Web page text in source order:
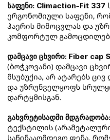
საფენი: Climaction-Fit 337
ერგონომიული საფენი,
ჰაერის მიმოცვლას და
კომფორტულ
დამცავი ცხვირი: Fiber cap
(ბოჭკოვანი) დამცავი
მსუბუქია, არ ატარებს
და უზრუნველყოფს
დარტყმისგან.
გახვრეტისადმი
ტექსტილის
საწინააღმდეგო ფენა,